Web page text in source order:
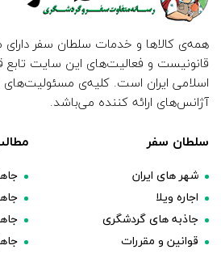
همه‌ی کالاها و خدمات سلطان سفر دارای
قانونیست و فعالیت‌های این سایت تابع
اسلامی ایران است. کلیه‌ی
آژانس‌های ارائه کننده می‌باشد.
سلطان سفر
شهر های ایران
اجاره ویلا
جاذبه های گردشگری
قوانین و مقررات